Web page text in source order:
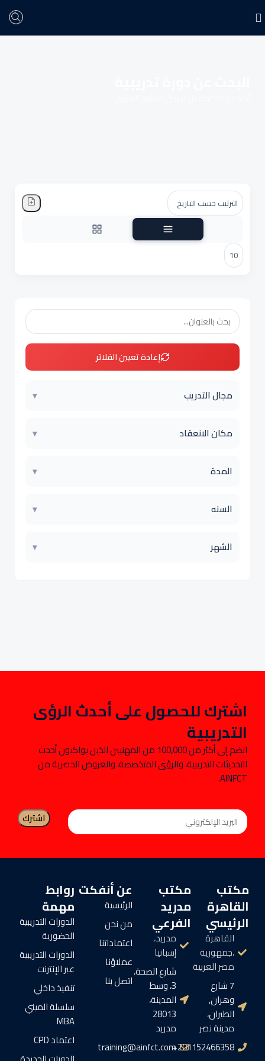
إعادة تعيين الفلاتر
مجال التدريب ▾
مكان الانعقاد ▾
المدة ▾
السنه ▾
الشهر ▾
اشترك للحصول على أحدث الرؤى
التدريبية
انضم إلى أكثر من 100,000 من المهنيين الذين يواكبون أحدث
التحديثات التدريبية، والرؤى المتخصصة، والعروض الحصرية من
AINFCT.
مكتب
القاهرة
الرئيسي
القاهرة
،جمهورية
مصر العربية
7 شارع
وهران,
الطيران،
مدينة نصر
201152466358+
مكتب
مدريد
الفرعي
مدريد،
إسبانيا
شارع الصحة،
3، وسط
المدينة،
28013
مدريد
training@ainfct.com
عن أنفكت
الرئيسية
من نحن
اعتماداتنا
عملاؤنا
اتصل بنا
روابط
مهمة
الدورات التدريبية
الحضورية
الدورات التدريبية
عبر الإنترنت
تنفيذ داخلي
سلسلة الميني
MBA
اعتماد CPD